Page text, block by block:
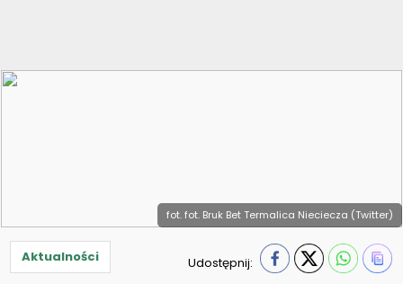
fot. fot. Bruk Bet Termalica Nieciecza (Twitter)
Aktualności Udostępnij: